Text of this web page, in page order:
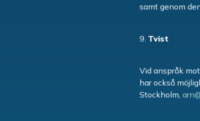
samt genom
Tvist
Vid anspråk
har också
Stockholm,